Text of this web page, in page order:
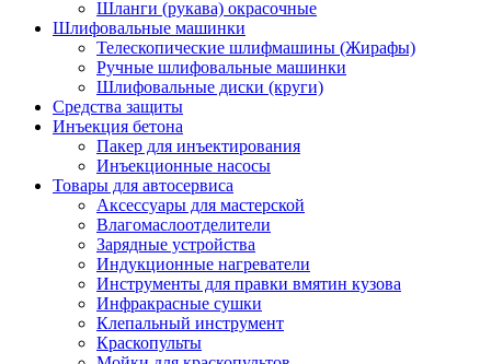
Шланги (рукава) окрасочные
Шлифовальные машинки
Телескопические шлифмашины (Жирафы)
Ручные шлифовальные машинки
Шлифовальные диски (круги)
Средства защиты
Инъекция бетона
Пакер для инъектирования
Инъекционные насосы
Товары для автосервиса
Аксессуары для мастерской
Влагомаслоотделители
Зарядные устройства
Индукционные нагреватели
Инструменты для правки вмятин кузова
Инфракрасные сушки
Клепальный инструмент
Краскопульты